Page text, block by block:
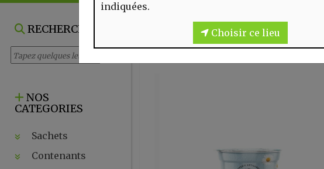
RECHERCHE
NOS
CATEGORIES
Sachets
Contenants
indiquées.
Choisir ce lieu